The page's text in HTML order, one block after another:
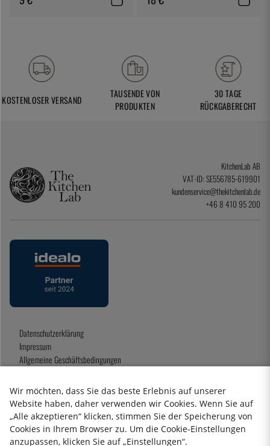
KOSTENLOSER VERSAND
TAUSENDE VON
PRODUKTEN
30 TAGE
RÜCKGABERECHT
KitchenLab AB
VAT-ID: SE556785-619901
kundenservice@thekitchenlab.de
+46 8 410 95 200
Datenschutzerklärung
Impressum
Allgemeine Geschäftsbedingungen
2026 KitchenLab AB
Wir möchten, dass Sie das beste Erlebnis auf unserer
Website haben, daher verwenden wir Cookies. Wenn Sie auf
„Alle akzeptieren“ klicken, stimmen Sie der Speicherung von
Cookies in Ihrem Browser zu. Um die Cookie-Einstellungen
anzupassen, klicken Sie auf „Einstellungen“.